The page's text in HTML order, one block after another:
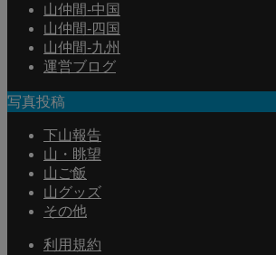
山仲間-中国
山仲間-四国
山仲間-九州
運営ブログ
写真投稿
下山報告
山・眺望
山ご飯
山グッズ
その他
利用規約